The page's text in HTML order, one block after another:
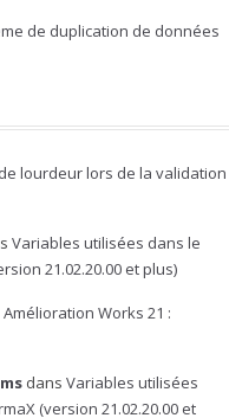
de duplication de données
lourdeur lors de la validation
Variables utilisées dans le
21.02.20.00 et plus)
Amélioration Works 21 :
dans Variables utilisées
(version 21.02.20.00 et